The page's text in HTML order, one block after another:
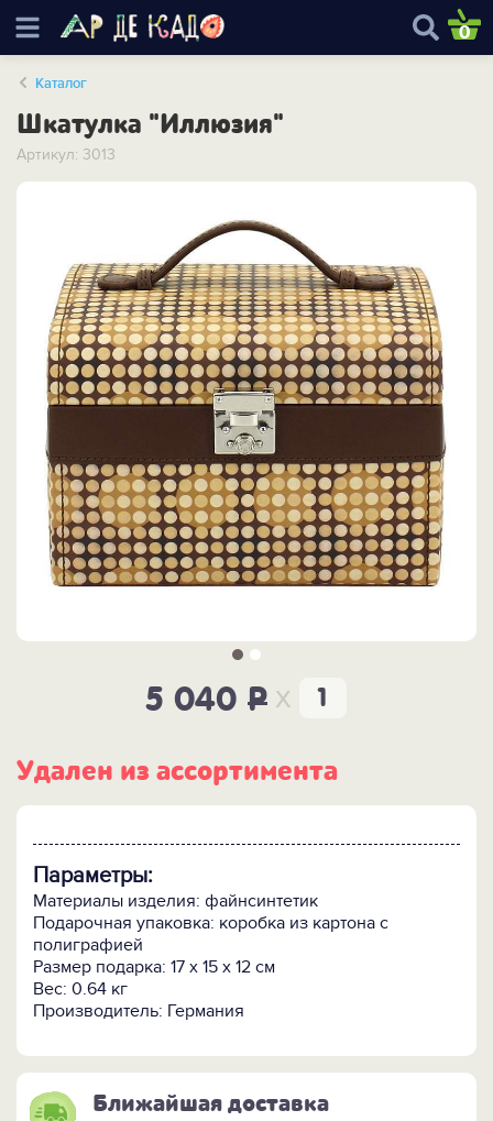
0
Каталог
Шкатулка "Иллюзия"
Артикул: 3013
5 040 P x
Удален из ассортимента
Параметры:
Материалы изделия: файнсинтетик
Подарочная упаковка: коробка из картона с
полиграфией
Размер подарка: 17 x 15 x 12 см
Вес: 0.64 кг
Производитель: Германия
Ближайшая доставка